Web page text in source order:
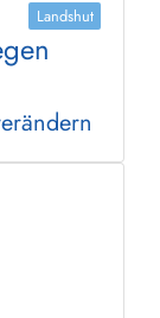
Landshut